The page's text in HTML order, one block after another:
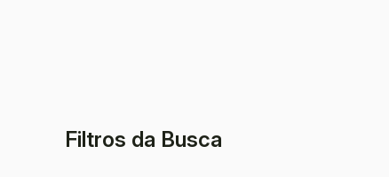
Filtros da Busca